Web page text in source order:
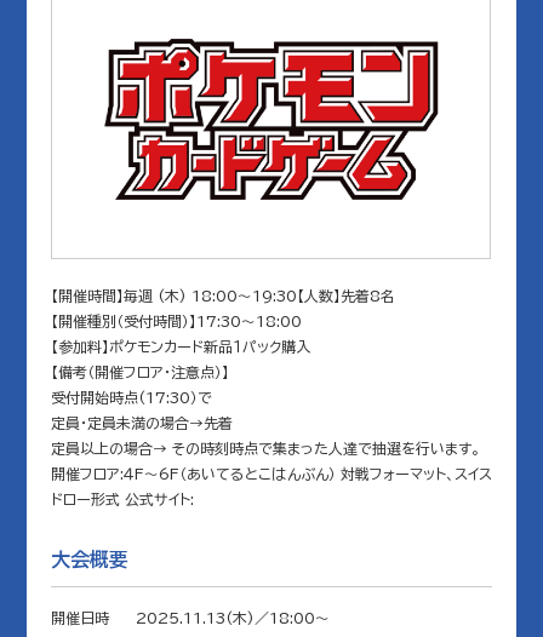
【開催時間】毎週 (木) 18:00～19:30【人数】先着8名
【開催種別（受付時間）】17:30～18:00
【参加料】ポケモンカード新品１パック購入
【備考（開催フロア・注意点）】
受付開始時点(17:30）で
定員・定員未満の場合→先着
定員以上の場合→ その時刻時点で集まった人達で抽選を行います。
開催フロア:４F～6F（あいてるとこはんぶん） 対戦フォーマット、スイス
ドロー形式 公式サイト:
大会概要
開催日時 2025.11.13(木)／18:00〜